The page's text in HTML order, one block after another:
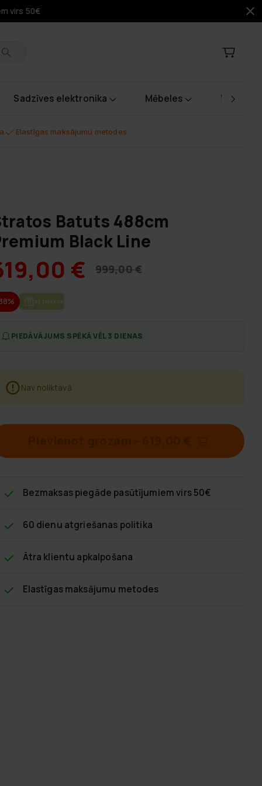
virs 50€
Sadzīves elektronika Mēbeles
Elastīgas maksājumu metodes
Batuts 488cm
Black Line
€ 999,00 €
BEZ­MAK­SAS PIE­GĀ­DE
PIEDĀVĀJUMS SPĒKĀ VĒL 3 DIENAS
Nav noliktavā
Bezmaksas piegāde pasūtījumiem virs 50€
60 dienu atgriešanas politika
Ātra klientu apkalpošana
Elastīgas maksājumu metodes